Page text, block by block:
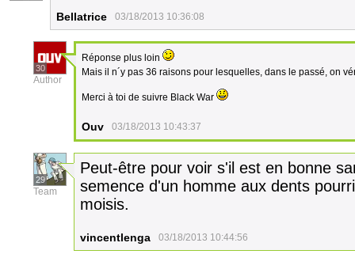
Bellatrice 03/18/2013 10:36:08
30
Author
Réponse plus loin
Mais il n´y pas 36 raisons pour lesquelles, dans le passé, on
Merci à toi de suivre Black War
Ouv 03/18/2013 10:43:37
29
Team
Peut-être pour voir s'il est en bonne
semence d'un homme aux dents
moisis.
vincentlenga 03/18/2013 10:44:56